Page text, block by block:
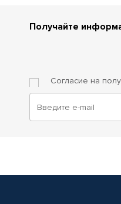
Получайте
Согласие на